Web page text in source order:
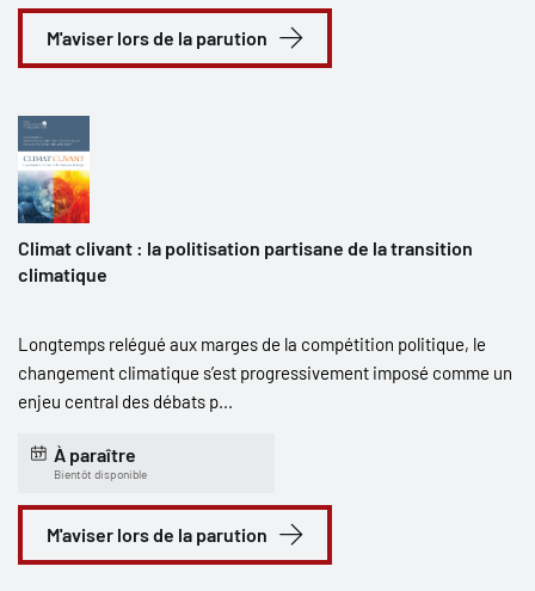
M'aviser lors de la parution
Climat clivant : la politisation partisane de la transition
climatique
Longtemps relégué aux marges de la compétition politique, le
changement climatique s’est progressivement imposé comme un
enjeu central des débats p...
À paraître
Bientôt disponible
M'aviser lors de la parution